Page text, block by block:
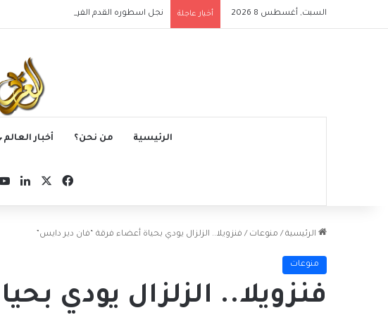
السبت, أغسطس 8 2026 أخبار عاجلة نجل اسطوره القدم الفرنسيه زيدان لوكا
الرئيسية من نحن؟ أخبار العالم
فيسبوك
الرئيسية / منوعات / فنزويلا.. الزلزال يودي بحياة أعضاء فرقة “فان دير دايس”
منوعات
فنزويلا.. الزلزال يودي